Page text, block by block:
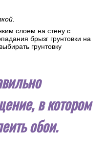
слоем на стену с
брызг грунтовки на
грунтовку
в котором
обои.